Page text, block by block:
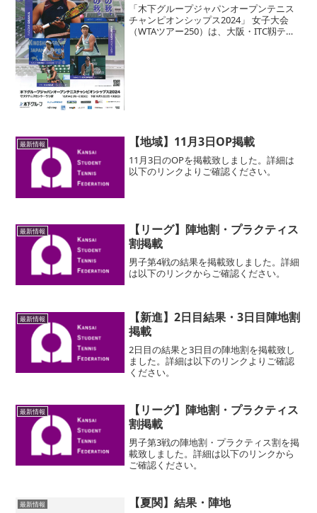
「木下グループジャパンオープンテニス
チャンピオンシップス2024」 女子大会
（WTAツアー250）は、大阪・ITC靱テニ
最新情報 【地域】11月3日OP掲載
11月3日のOPを掲載致しました。詳細は
以下のリンクよりご確認ください。
最新情報
【リーグ】陣地割・プラクティス
割掲載
男子第4戦の結果を掲載致しました。詳細
は以下のリンクからご確認ください。
最新情報
【新進】2日目結果・3日目陣地割
掲載
2日目の結果と3日目の陣地割を掲載致し
ました。詳細は以下のリンクよりご確認
ください。
最新情報
【リーグ】陣地割・プラクティス
割掲載
男子第3戦の陣地割・プラクティス割を掲
載致しました。詳細は以下のリンクから
ご確認ください。
最新情報 【夏関】結果・陣地